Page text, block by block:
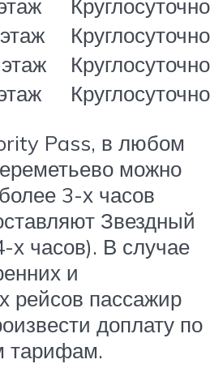
Круглосуточно
Круглосуточно
Круглосуточно
Круглосуточно
Pass, в любом
можно
3-х часов
Звездный
х часов). В случае
и
рейсов пассажир
доплату по
тарифам.